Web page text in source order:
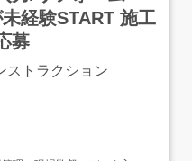
経験START 施工
募
ストラクション